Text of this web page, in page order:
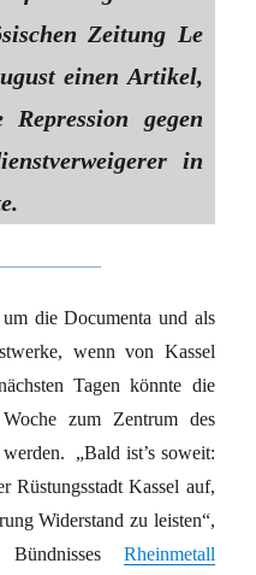
Zeitung Le
einen Artikel,
gegen
in
die Documenta und als
wenn von Kassel
Tagen könnte die
zum Zentrum des
„Bald ist’s soweit:
Rüstungsstadt Kassel auf,
Widerstand zu leisten“,
Rheinmetall